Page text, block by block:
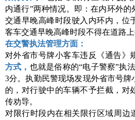
内通行”两种情况。即：在内环外
交通早晚高峰时段驶入内环内，位
客车交通早晚高峰时段不得在道路上
在交警执法管理方面：
对外省市号牌小客车违反《通告》
方式， 也就是俗称的“电子警察”执
3分。执勤民警现场发现外省市号牌
的，对行驶中的车辆不予拦截，对
传劝导。
对限行时段内在相关限行区域周边